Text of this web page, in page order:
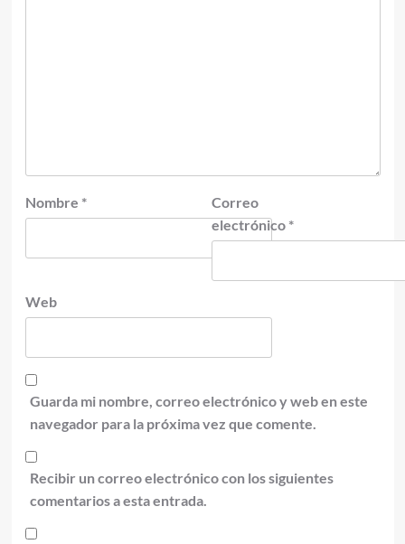
Nombre *
Correo
electrónico *
Web
Guarda mi nombre, correo electrónico y web en este
navegador para la próxima vez que comente.
Recibir un correo electrónico con los siguientes
comentarios a esta entrada.